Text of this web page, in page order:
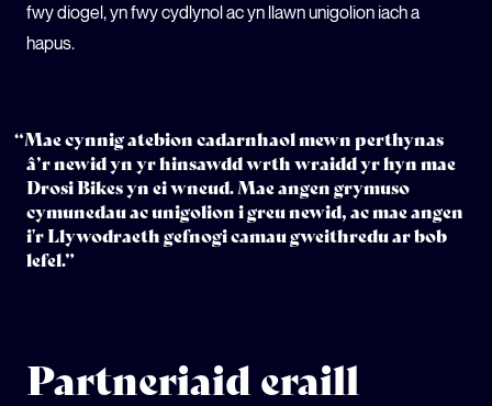
fwy diogel, yn fwy cydlynol ac yn llawn unigolion iach a
hapus.
“Mae cynnig atebion cadarnhaol mewn perthynas
â’r newid yn yr hinsawdd wrth wraidd yr hyn mae
Drosi Bikes yn ei wneud. Mae angen grymuso
cymunedau ac unigolion i greu newid, ac mae angen
i'r Llywodraeth gefnogi camau gweithredu ar bob
lefel.”
Partneriaid eraill